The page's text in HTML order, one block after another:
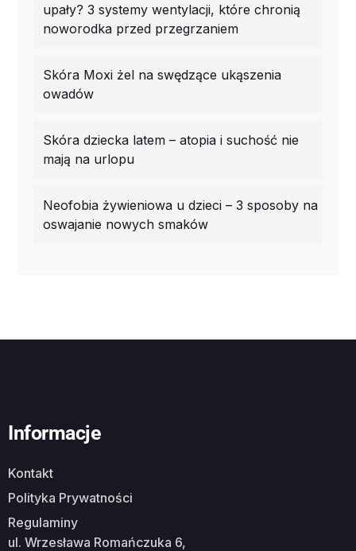
upały? 3 systemy wentylacji, które chronią
noworodka przed przegrzaniem
Skóra Moxi żel na swędzące ukąszenia
owadów
Skóra dziecka latem – atopia i suchość nie
mają na urlopu
Neofobia żywieniowa u dzieci – 3 sposoby na
oswajanie nowych smaków
Informacje
Kontakt
Polityka Prywatności
Regulaminy
ul. Wrzesława Romańczuka 6,